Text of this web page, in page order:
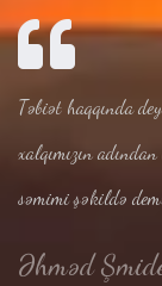
Təbiət haqqında
xalqımızın
səmimi şəkildə
Əhməd